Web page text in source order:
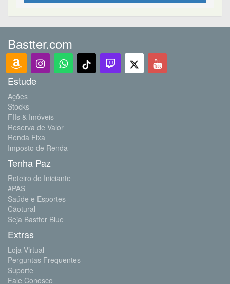
Bastter.com
Estude
Ações
Stocks
FIIs & Imóveis
Reserva de Valor
Renda Fixa
Imposto de Renda
Tenha Paz
Roteiro do Iniciante
#PAS
Saúde e Esportes
Cãotural
Seja Bastter Blue
Extras
Loja Virtual
Perguntas Frequentes
Suporte
Fale Conosco